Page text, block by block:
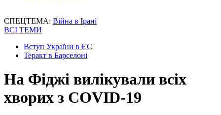
СПЕЦТЕМА: Війна в Ірані
ВСІ ТЕМИ
Вступ України в ЄС
Теракт в Барселоні
На Фіджі вилікували всіх
хворих з COVID-19